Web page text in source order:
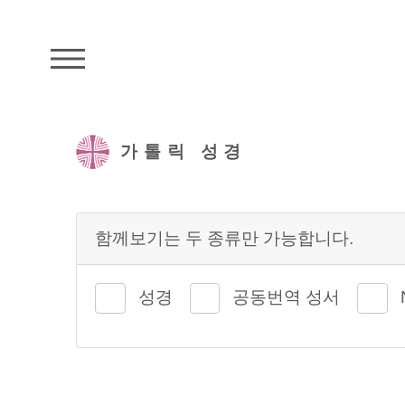
가톨릭 성경
함께보기는 두 종류만 가능합니다.
성경 공동번역 성서